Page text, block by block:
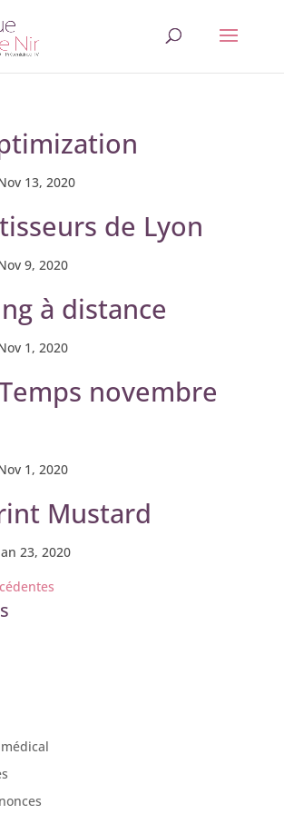
13, 2020
de Lyon
9, 2020
à distance
1, 2020
novembre
1, 2020
Mustard
23, 2020